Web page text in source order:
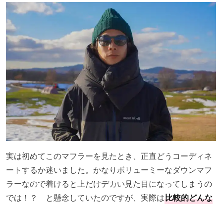
実は初めてこのマフラーを見たとき、正直どうコーディネ
ートするか迷いました。かなりボリューミーなダウンマフ
ラーなので着けると上だけデカい見た目になってしまうの
では！？ と懸念していたのですが、実際は比較的どんな